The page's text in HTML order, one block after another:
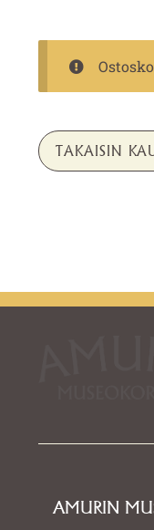
TAKAISIN
AMURIN